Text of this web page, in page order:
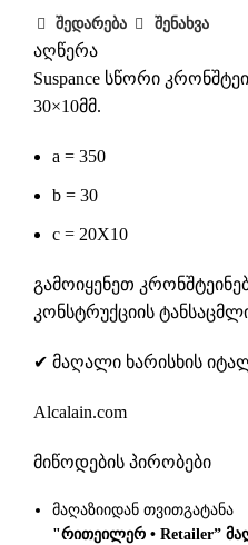
შედარება შენახვა
აღწერა
Suspance სწორი
30×10მმ.
a = 350
b = 30
c = 20X10
გამოიყენეთ
კონსტრუქციის
✔ მაღალი ხარისხის
Alcalain.com
მიწოდების პირობები
მაღაზიიდან თვითგატანა
"რითეილერ • Retailer”